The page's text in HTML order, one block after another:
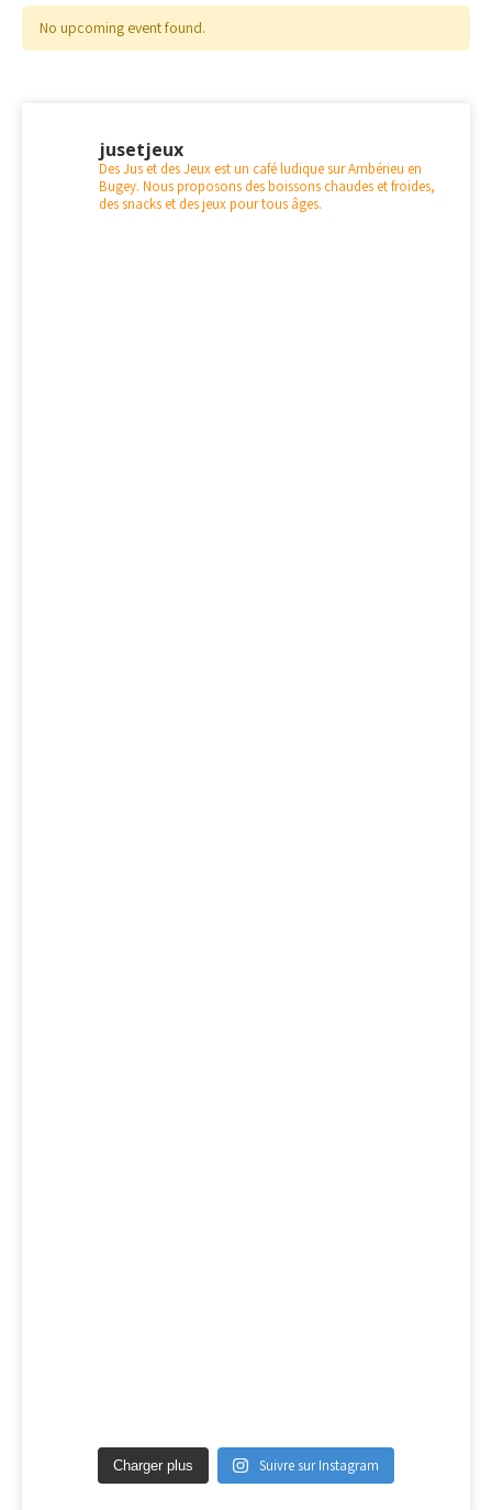
No upcoming event found.
jusetjeux
Des Jus et des Jeux est un café ludique sur Ambérieu en
Bugey. Nous proposons des boissons chaudes et froides,
des snacks et des jeux pour tous âges.
Charger plus Suivre sur Instagram